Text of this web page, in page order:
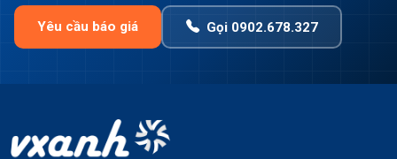
Yêu cầu báo giá Gọi 0902.678.327